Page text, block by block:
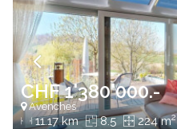
CHF 1'380'000.-
Avenches
11.17 km 8.5 224 m2